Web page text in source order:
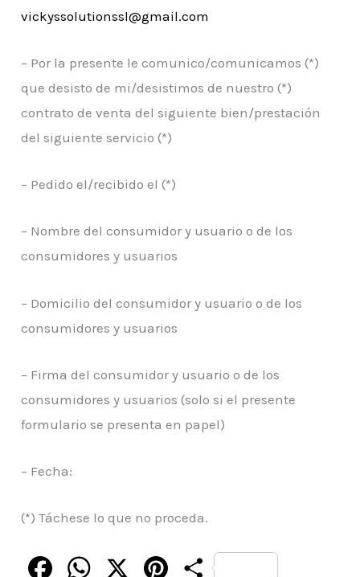
vickyssolutionssl@gmail.com
– Por la presente le comunico/comunicamos (*)
que desisto de mi/desistimos de nuestro (*)
contrato de venta del siguiente bien/prestación
del siguiente servicio (*)
– Pedido el/recibido el (*)
– Nombre del consumidor y usuario o de los
consumidores y usuarios
– Domicilio del consumidor y usuario o de los
consumidores y usuarios
– Firma del consumidor y usuario o de los
consumidores y usuarios (solo si el presente
formulario se presenta en papel)
– Fecha:
(*) Táchese lo que no proceda.
C